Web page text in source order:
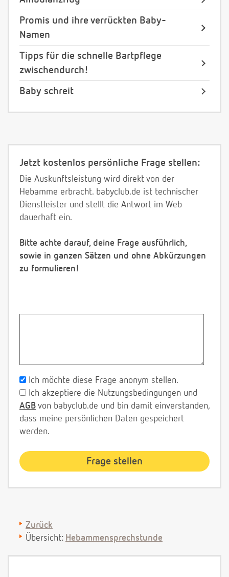
Promis und ihre verrückten Baby-
Namen
Tipps für die schnelle Bartpflege
zwischendurch!
Baby schreit
Jetzt kostenlos persönliche Frage stellen:
Die Auskunftsleistung wird direkt von der
Hebamme erbracht. babyclub.de ist technischer
Dienstleister und stellt die Antwort im Web
dauerhaft ein.
Bitte achte darauf, deine Frage ausführlich,
sowie in ganzen Sätzen und ohne Abkürzungen
zu formulieren!
Ich möchte diese Frage anonym stellen.
Ich akzeptiere die Nutzungsbedingungen und
AGB von babyclub.de und bin damit einverstanden,
dass meine persönlichen Daten gespeichert
werden.
Zurück
Übersicht: Hebammensprechstunde